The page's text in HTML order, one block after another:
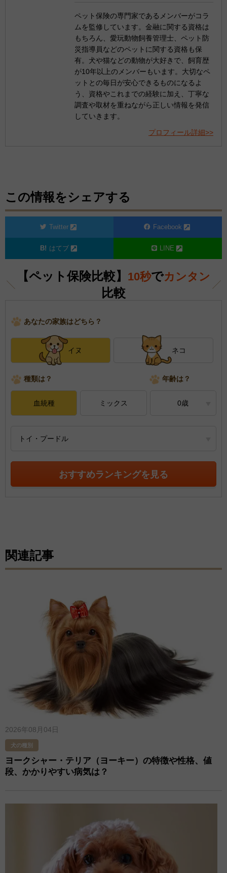
ペット保険の専門家であるメンバーがコラ
ムを監修しています。金融に関する資格は
もちろん、愛玩動物飼養管理士、ペット防
災指導員などのペットに関する資格も保
有。犬や猫などの動物が大好きで、飼育歴
が10年以上のメンバーもいます。大切なペ
ットとの毎日が安心できるものになるよ
う、資格やこれまでの経験に加え、丁寧な
調査や取材を重ねながら正しい情報を発信
していきます。
プロフィール詳細>>
この情報をシェアする
Twitter Facebook
はてブ LINE
【ペット保険比較】 10秒でカンタン
比較
あなたの家族はどちら？
イヌ ネコ
種類は？ 年齢は？
血統種 ミックス 0歳
トイ・プードル
おすすめランキングを見る
関連記事
2026年08月04日
犬の種別
ヨークシャー・テリア（ヨーキー）の特徴や性格、値
段、かかりやすい病気は？